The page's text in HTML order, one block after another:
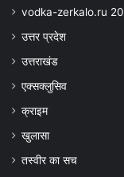
vodka-zerkalo.ru 20
उत्तर प्रदेश
उत्तराखंड
एक्सक्लुसिव
क्राइम
खुलासा
तस्वीर का सच